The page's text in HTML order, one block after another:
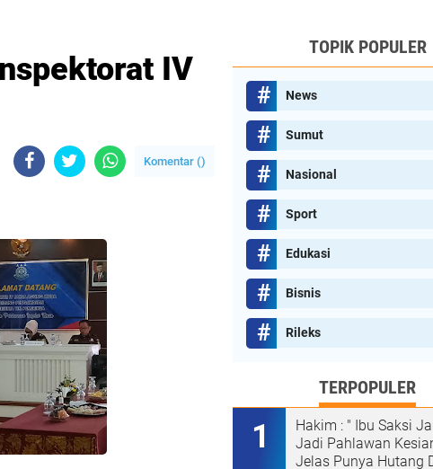
IV
Komentar ()
TOPIK POPULER
News
Sumut
Nasional
Sport
Edukasi
Bisnis
Rileks
TERPOPULER
Hakim : " Ibu Saksi
Jadi Pahlawan
Jelas Punya Hutang